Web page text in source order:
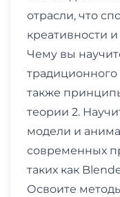
отрасли, что
креативности
Чему вы
также
теории 2.
модели и
современных
таких как
Освоите